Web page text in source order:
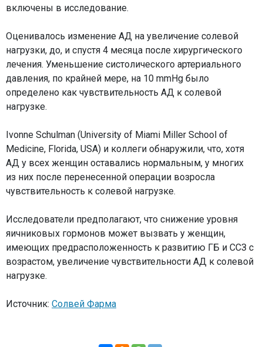
включены в исследование.
Оценивалось изменение АД на увеличение солевой
нагрузки, до, и спустя 4 месяца после хирургического
лечения. Уменьшение систолического артериального
давления, по крайней мере, на 10 mmHg было
определено как чувствительность АД к солевой
нагрузке.
Ivonne Schulman (University of Miami Miller School of
Medicine, Florida, USA) и коллеги обнаружили, что, хотя
АД у всех женщин оставались нормальным, у многих
из них после перенесенной операции возросла
чувствительность к солевой нагрузке.
Исследователи предполагают, что снижение уровня
яичниковых гормонов может вызвать у женщин,
имеющих предрасположенность к развитию ГБ и ССЗ с
возрастом, увеличение чувствительности АД к солевой
нагрузке.
Источник: Солвей Фарма